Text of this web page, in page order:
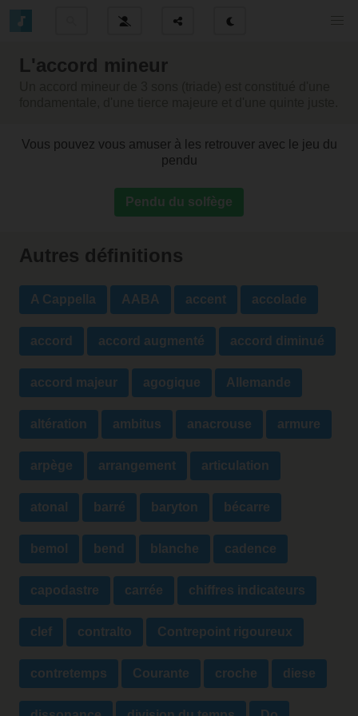
L'accord mineur
Vous pouvez vous amuser à les retrouver avec le jeu du
pendu
Pendu du solfège
Autres définitions
A Cappella AABA accent accolade
accord accord augmenté accord diminué
accord majeur agogique Allemande
altération ambitus anacrouse armure
arpège arrangement articulation
atonal barré baryton bécarre
bemol bend blanche cadence
capodastre carrée chiffres indicateurs
clef contralto Contrepoint rigoureux
contretemps Courante croche diese